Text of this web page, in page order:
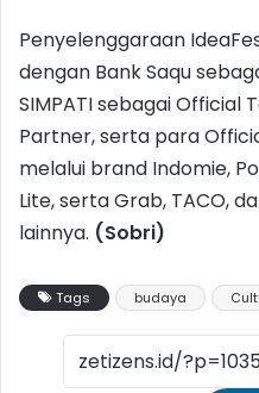
Penyelenggaraan
dengan Bank Saqu
SIMPATI sebagai Official
Partner, serta para
melalui brand Indomie,
Lite, serta Grab, TACO,
lainnya. (Sobri)
Tags budaya